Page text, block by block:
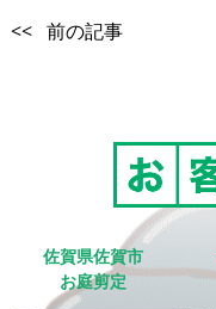
<< 前の記事
佐賀県佐賀市
お庭剪定